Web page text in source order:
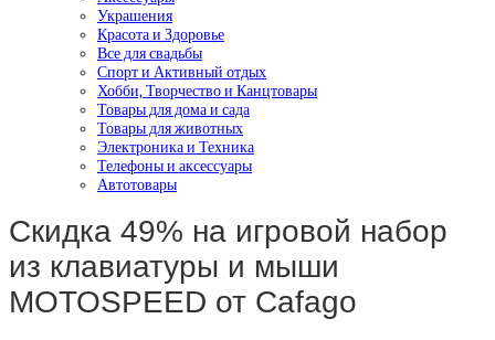
Украшения
Красота и Здоровье
Все для свадьбы
Спорт и Активный отдых
Хобби, Творчество и Канцтовары
Товары для дома и сада
Товары для животных
Электроника и Техника
Телефоны и аксессуары
Автотовары
Скидка 49% на игровой набор
из клавиатуры и мыши
MOTOSPEED от Cafago